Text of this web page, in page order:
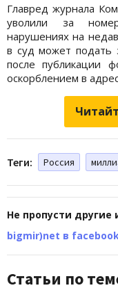
Главред журнала
уволили за
нарушениях на
в суд может подать
после публикации
оскорблением в
Теги: Россия
Не пропусти
bigmir)net в facebook
Статьи по